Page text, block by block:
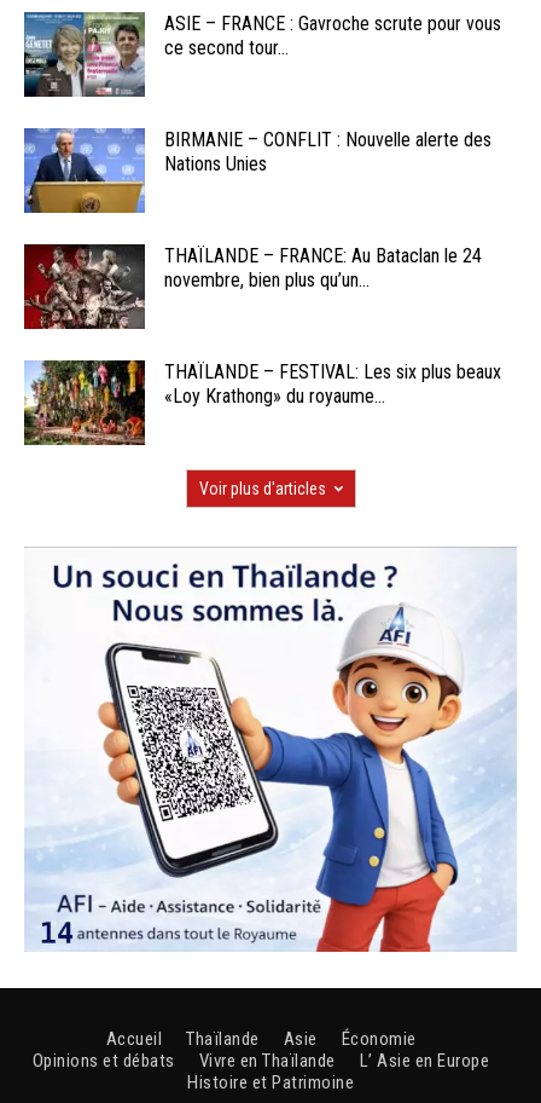
ASIE – FRANCE : Gavroche scrute pour vous
ce second tour...
BIRMANIE – CONFLIT : Nouvelle alerte des
Nations Unies
THAÏLANDE – FRANCE: Au Bataclan le 24
novembre, bien plus qu’un...
THAÏLANDE – FESTIVAL: Les six plus beaux
«Loy Krathong» du royaume...
Voir plus d'articles
Accueil Thaïlande Asie
Économie
Opinions et débats
Vivre en Thaïlande
L’ Asie en Europe
Histoire et Patrimoine